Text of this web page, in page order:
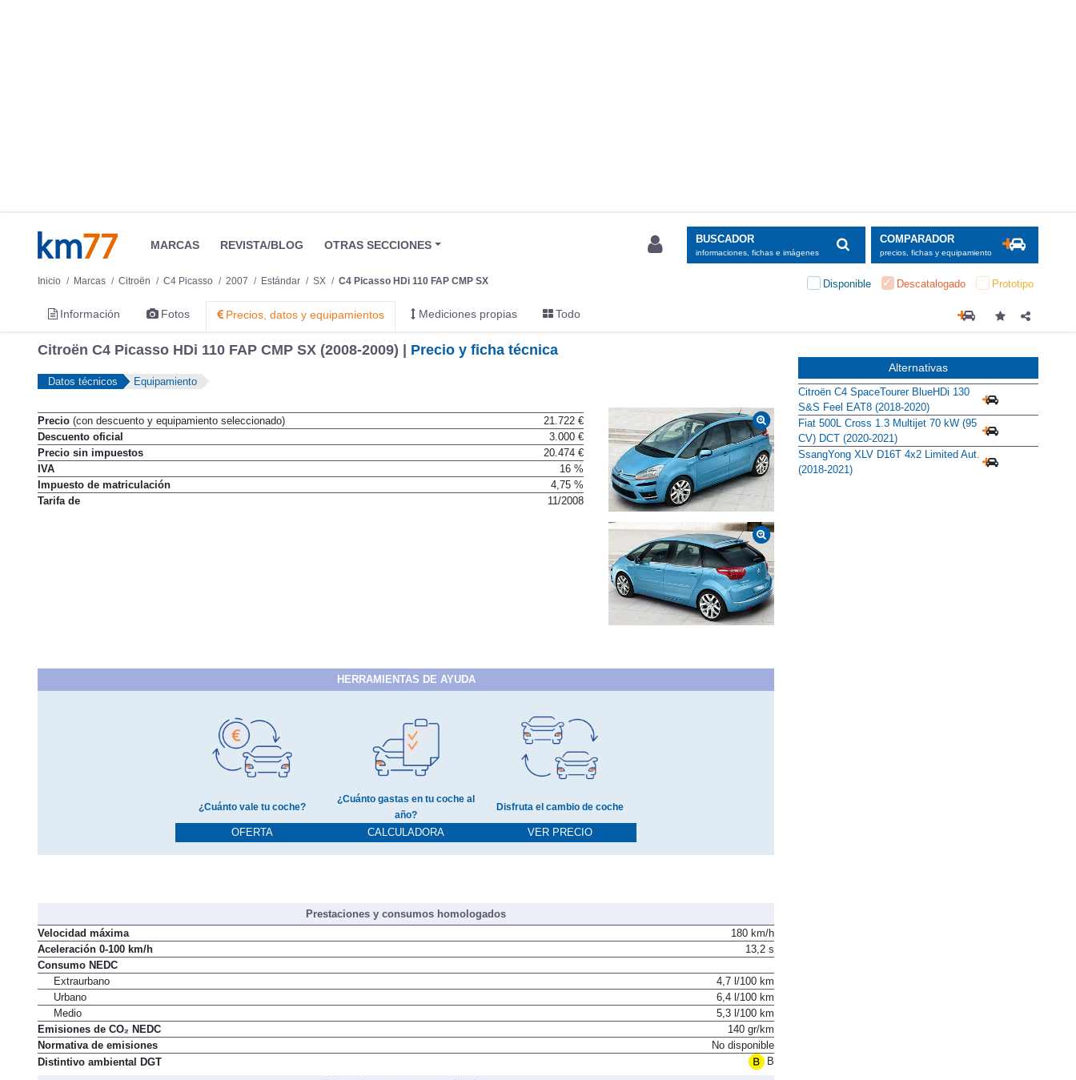
MARCAS REVISTA/BLOG OTRAS SECCIONES BUSCADOR
informaciones, fichas e imágenes
COMPARADOR
precios, fichas y equipamiento
Inicio Marcas Citroën C4 Picasso 2007 Estándar SX C4 Picasso HDi 110 FAP CMP SX Disponible Descatalogado Prototipo
Información Fotos Precios, datos y equipamientos Mediciones propias Todo
Citroën C4 Picasso HDi 110 FAP CMP SX (2008-2009) | Precio y ficha técnica
Datos técnicos Equipamiento
Precio (con descuento y equipamiento seleccionado)
21.722 €
Descuento oficial
3.000 €
Precio sin impuestos
20.474 €
IVA
16 %
Impuesto de matriculación
4,75 %
Tarifa de
11/2008
HERRAMIENTAS DE AYUDA
¿Cuánto vale tu coche?
OFERTA
¿Cuánto gastas en tu coche al
año?
CALCULADORA
Disfruta el cambio de coche
VER PRECIO
Prestaciones y consumos homologados
Velocidad máxima
180 km/h
Aceleración 0-100 km/h
13,2 s
Consumo NEDC
Extraurbano
4,7 l/100 km
Urbano
6,4 l/100 km
Medio
5,3 l/100 km
Emisiones de CO₂ NEDC
140 gr/km
Normativa de emisiones
No disponible
Distintivo ambiental DGT
B
Alternativas
Citroën C4 SpaceTourer BlueHDi 130
S&S Feel EAT8 (2018-2020)
Fiat 500L Cross 1.3 Multijet 70 kW (95
CV) DCT (2020-2021)
SsangYong XLV D16T 4x2 Limited Aut.
(2018-2021)